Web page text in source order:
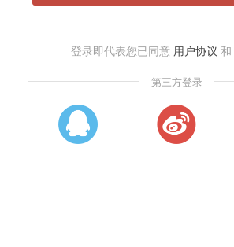
登录即代表您已同意 用户协议 和
第三方登录